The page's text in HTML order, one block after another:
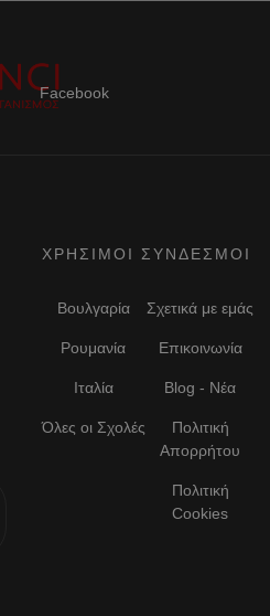
Facebook
ΧΡΗΣΙΜΟΙ ΣΥΝΔΕΣΜΟΙ
Βουλγαρία
Ρουμανία
Ιταλία
Όλες οι Σχολές
Σχετικά με εμάς
Επικοινωνία
Blog - Νέα
Πολιτική
Απορρήτου
Πολιτική
Cookies